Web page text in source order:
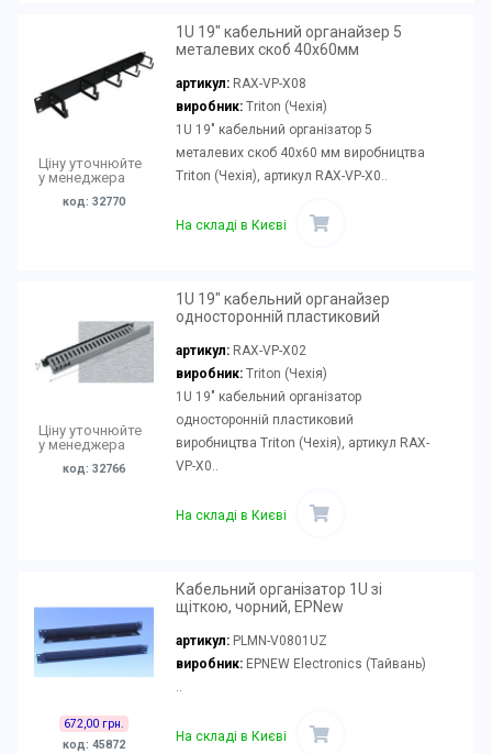
Ціну уточнюйте
у менеджера
код: 32770
1U 19" кабельний органайзер 5
металевих скоб 40х60мм
артикул: RAX-VP-X08
виробник:Triton (Чехія)
1U 19" кабельний організатор 5
металевих скоб 40х60 мм виробництва
Triton (Чехія), артикул RAX-VP-X0..
На складі в Києві
Ціну уточнюйте
у менеджера
код: 32766
1U 19" кабельний органайзер
односторонній пластиковий
артикул: RAX-VP-X02
виробник:Triton (Чехія)
1U 19" кабельний організатор
односторонній пластиковий
виробництва Triton (Чехія), артикул RAX-
VP-X0..
На складі в Києві
672,00 грн.
код: 45872
Кабельний організатор 1U зі
щіткою, чорний, EPNew
артикул: PLMN-V0801UZ
виробник:EPNEW Electronics (Тайвань)
..
На складі в Києві